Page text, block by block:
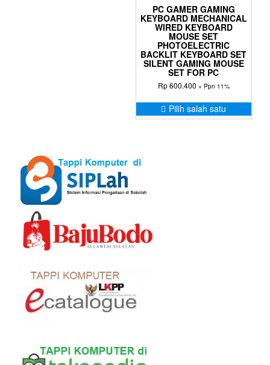
PC GAMER GAMING
KEYBOARD MECHANICAL
WIRED KEYBOARD
MOUSE SET
PHOTOELECTRIC
BACKLIT KEYBOARD SET
SILENT GAMING MOUSE
SET FOR PC
Rp600.400 + Ppn 11%
Pilih salah satu